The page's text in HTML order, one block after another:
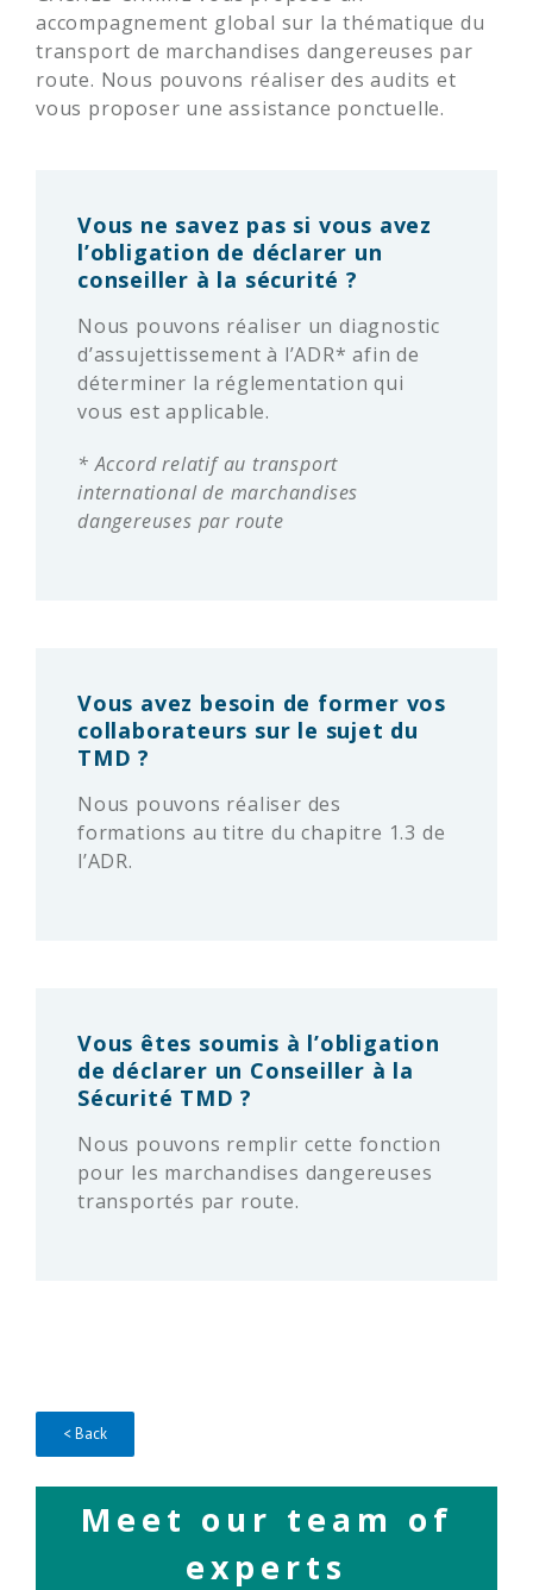
accompagnement global sur la thématique du
transport de marchandises dangereuses par
route. Nous pouvons réaliser des audits et
vous proposer une assistance ponctuelle.
Vous ne savez pas si vous avez
l’obligation de déclarer un
conseiller à la sécurité ?
Nous pouvons réaliser un diagnostic
d’assujettissement à l’ADR* afin de
déterminer la réglementation qui
vous est applicable.
* Accord relatif au transport
international de marchandises
dangereuses par route
Vous avez besoin de former vos
collaborateurs sur le sujet du
TMD ?
Nous pouvons réaliser des
formations au titre du chapitre 1.3 de
l’ADR.
Vous êtes soumis à l’obligation
de déclarer un Conseiller à la
Sécurité TMD ?
Nous pouvons remplir cette fonction
pour les marchandises dangereuses
transportés par route.
< Back
Meet our team of
experts